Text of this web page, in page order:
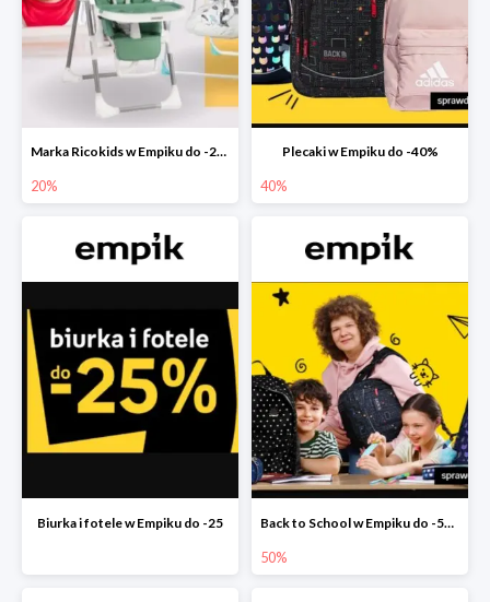
Marka Ricokids w Empiku do -20%
20%
Plecaki w Empiku do -40%
40%
Biurka i fotele w Empiku do -25 Back to School w Empiku do -50%
50%